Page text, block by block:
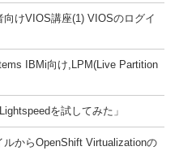
けVIOS講座(1) VIOSのログイ
IBMi向け,LPM(Live Partition
を試してみた」
からOpenShift Virtualizationの